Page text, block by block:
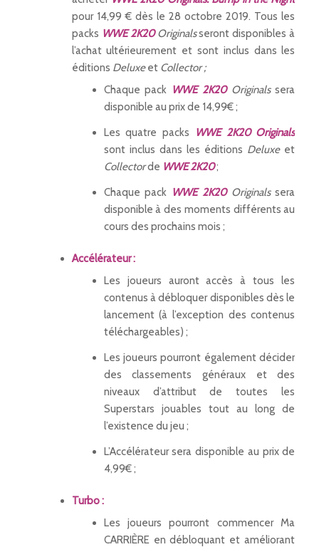
pour 14,99 € dès le 28 octobre 2019. Tous les
packs WWE 2K20 Originalsseront disponibles à
l’achat ultérieurement et sont inclus dans les
éditions Deluxeet Collector ;
Chaque pack WWE 2K20 Originalssera
disponible au prix de 14,99€ ;
Les quatre packs
WWE 2K20 Originals
sont inclus dans les éditions Deluxeet
Collectorde WWE 2K20;
Chaque pack WWE 2K20 Originalssera
disponible à des moments différents au
cours des prochains mois ;
Accélérateur :
Les joueurs auront accès à tous les
contenus à débloquer disponibles dès le
lancement (à l’exception des contenus
téléchargeables) ;
Les joueurs pourront également décider
des classements généraux et des
niveaux d’attribut de toutes les
Superstars jouables tout au long de
l’existence du jeu ;
L’Accélérateur sera disponible au prix de
4,99€ ;
Turbo :
Les joueurs pourront commencer Ma
CARRIÈRE en débloquant et améliorant